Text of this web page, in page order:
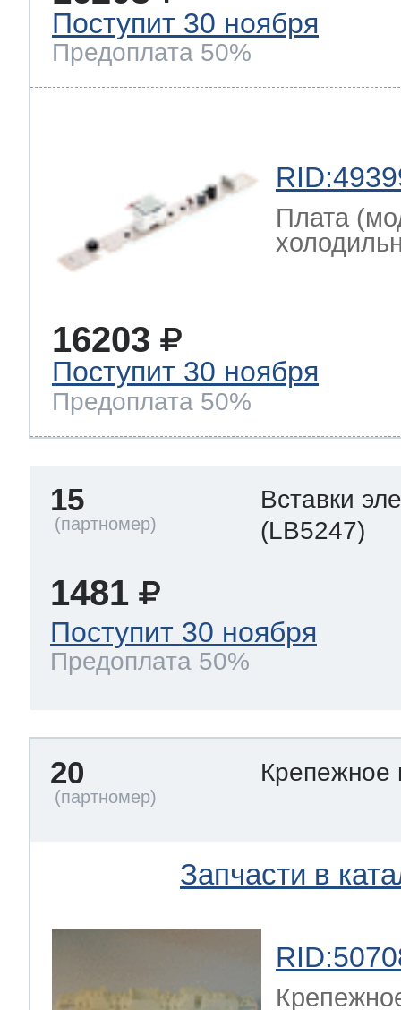
Поступит 30 ноября
Предоплата 50%
Плата
16203
Поступит 30 ноября
Предоплата 50%
15
Вставки
(LB5247)
1481
Поступит 30 ноября
Предоплата 50%
20 Крепежное
Запчасти в